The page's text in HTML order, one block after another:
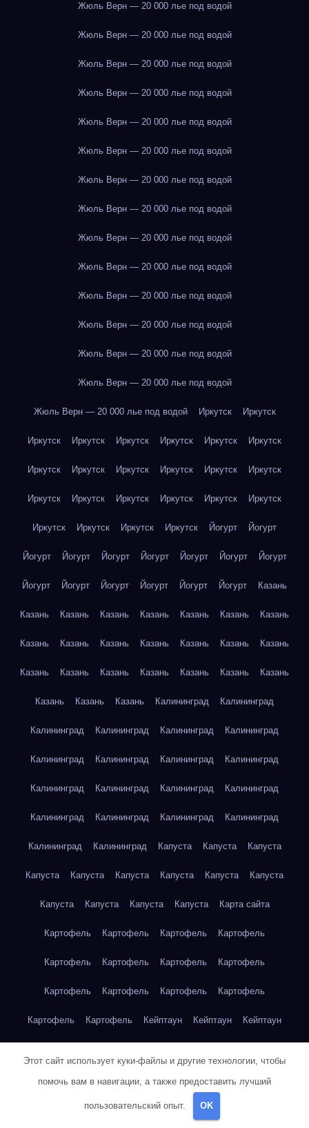
Жюль Верн — 20 000 лье под водой
Жюль Верн — 20 000 лье под водой
Жюль Верн — 20 000 лье под водой
Жюль Верн — 20 000 лье под водой
Жюль Верн — 20 000 лье под водой
Жюль Верн — 20 000 лье под водой
Жюль Верн — 20 000 лье под водой
Жюль Верн — 20 000 лье под водой
Жюль Верн — 20 000 лье под водой
Жюль Верн — 20 000 лье под водой
Жюль Верн — 20 000 лье под водой
Жюль Верн — 20 000 лье под водой
Жюль Верн — 20 000 лье под водой
Жюль Верн — 20 000 лье под водой
Жюль Верн — 20 000 лье под водой Иркутск Иркутск
Иркутск Иркутск Иркутск Иркутск Иркутск Иркутск
Иркутск Иркутск Иркутск Иркутск Иркутск Иркутск
Иркутск Иркутск Иркутск Иркутск Иркутск Иркутск
Иркутск Иркутск Иркутск Иркутск Йогурт Йогурт
Йогурт Йогурт Йогурт Йогурт Йогурт Йогурт Йогурт
Йогурт Йогурт Йогурт Йогурт Йогурт Йогурт Казань
Казань Казань Казань Казань Казань Казань Казань
Казань Казань Казань Казань Казань Казань Казань
Казань Казань Казань Казань Казань Казань Казань
Казань Казань Казань Калининград Калининград
Калининград Калининград Калининград Калининград
Калининград Калининград Калининград Калининград
Калининград Калининград Калининград Калининград
Калининград Калининград Калининград Калининград
Калининград Калининград Капуста Капуста Капуста
Капуста Капуста Капуста Капуста Капуста Капуста
Капуста Капуста Капуста Капуста Карта сайта
Картофель Картофель Картофель Картофель
Картофель Картофель Картофель Картофель
Картофель Картофель Картофель Картофель
Картофель Картофель Кейптаун Кейптаун Кейптаун
Кейптаун Кейптаун Кейптаун Кейптаун Кейптаун
Кейптаун Кейптаун Кейптаун
Этот сайт использует куки-файлы и другие технологии, чтобы
помочь вам в навигации, а также предоставить лучший
пользовательский опыт. OK